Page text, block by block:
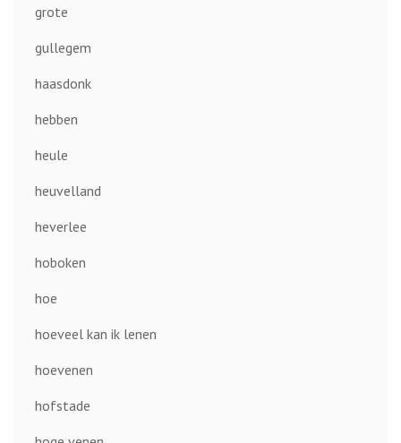
grote
gullegem
haasdonk
hebben
heule
heuvelland
heverlee
hoboken
hoe
hoeveel kan ik lenen
hoevenen
hofstade